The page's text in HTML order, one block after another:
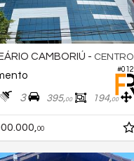
#012
CAMBORIÚ - CENTRO
3 395,00 194,00
00